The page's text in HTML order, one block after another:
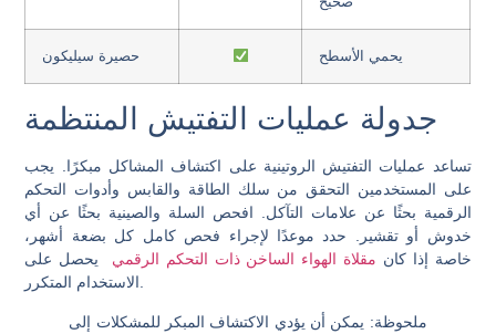
حصيرة سيليكون يحمي الأسطح
جدولة عمليات التفتيش المنتظمة
تساعد عمليات التفتيش الروتينية على اكتشاف المشاكل مبكرًا. يجب
على المستخدمين التحقق من سلك الطاقة والقابس وأدوات التحكم
الرقمية بحثًا عن علامات التآكل. افحص السلة والصينية بحثًا عن أي
خدوش أو تقشير. حدد موعدًا لإجراء فحص كامل كل بضعة أشهر،
خاصة إذا كان مقلاة الهواء الساخن ذات التحكم الرقمي
يحصل على
ملحوظة: يمكن أن يؤدي الاكتشاف المبكر للمشكلات إلى